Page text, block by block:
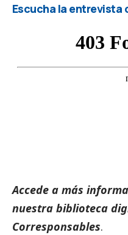
Escucha la entrevista
Accede a más
nuestra biblioteca
Corresponsables.